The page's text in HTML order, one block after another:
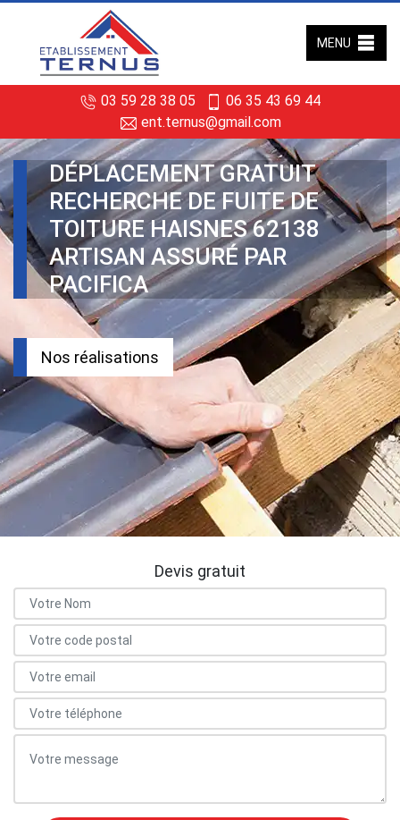
03 59 28 38 05
06 35 43 69 44
ent.ternus@gmail.com
MENU
DÉPLACEMENT GRATUIT
RECHERCHE DE FUITE DE
TOITURE HAISNES 62138
ARTISAN ASSURÉ PAR
PACIFICA
Nos réalisations
Devis gratuit